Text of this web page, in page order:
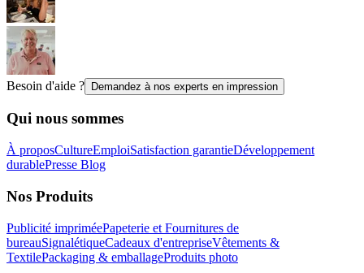
Besoin d'aide ? Demandez à nos experts en impression
Qui nous sommes
À proposCultureEmploiSatisfaction garantieDéveloppement
durablePresse Blog
Nos Produits
Publicité impriméePapeterie et Fournitures de
bureauSignalétiqueCadeaux d'entrepriseVêtements &
TextilePackaging & emballageProduits photo